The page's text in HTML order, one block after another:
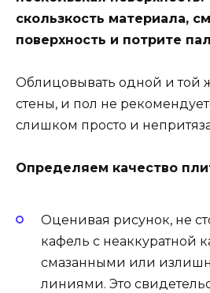
скользкость материала,
поверхность и потрите
Облицовывать одной и той
стены, и пол не
слишком просто и
Определяем качество
Оценивая рисунок, не
кафель с неаккуратной
смазанными или
линиями. Это